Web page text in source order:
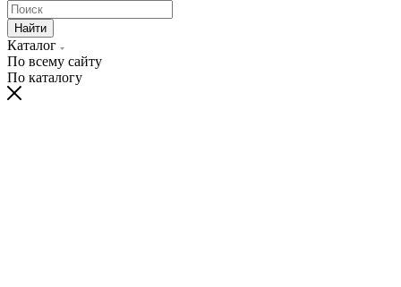
Найти
Каталог
По всему сайту
По каталогу